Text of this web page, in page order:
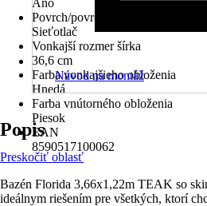
Áno
Povrch/povrchová úprava
Sieťotlač
Vonkajší rozmer šírka
36,6 cm
Farba vonkajšieho obloženia
Hnedá
Farba vnútorného obloženia
Piesok
EAN
8590517100062
Návod na montáž
Popis
Preskočiť oblasť
Bazén Florida 3,66x1,22m TEAK so
ideálnym riešením pre všetkých, ktorí